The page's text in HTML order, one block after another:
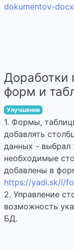
dokumentov-
Доработки
форм и
Улучшение
1. Формы,
добавлять
данных - выбрал
необходимые
добавлены в
https://yadi.sk/i/
2. Управление
возможность
БД.